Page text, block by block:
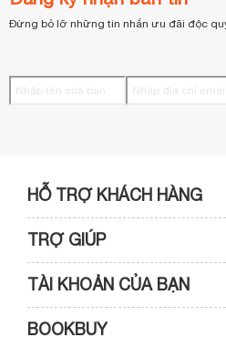
Đừng bỏ lỡ những tin nhắn ưu đãi độc
HỖ TRỢ KHÁCH HÀNG
Sản phẩm & Đơn hàng: 0933 109
Kỹ thuật & Bảo hành: 0989 439 986
TRỢ GIÚP
Hướng dẫn mua hàng
TÀI KHOẢN CỦA BẠN
Cập nhật tài khoản
BOOKBUY